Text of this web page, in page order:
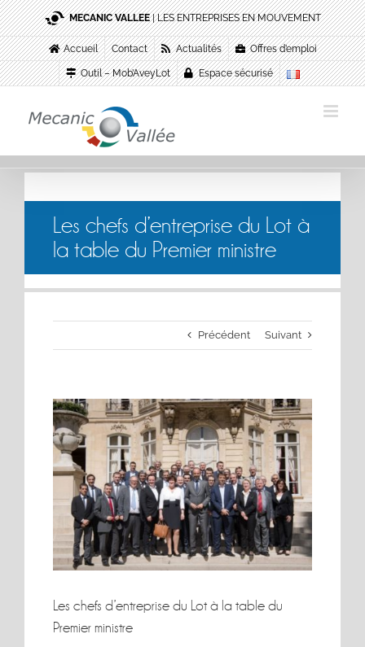
Passer
au
contenu
MECANIC VALLEE| LES ENTREPRISES EN MOUVEMENT
Accueil Contact Actualités Offres d’emploi
Outil – Mob’AveyLot Espace sécurisé
Les chefs d’entreprise du Lot à
la table du Premier ministre
Précédent Suivant
Voir
l'image
agrandie
Les chefs d’entreprise du Lot à la table du
Premier ministre